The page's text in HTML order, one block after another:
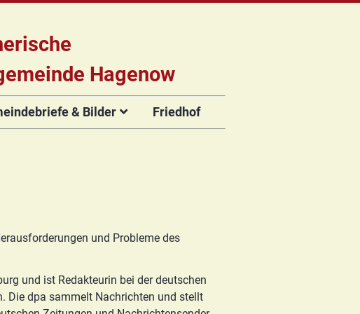
Hagenow
Konzerte
Flyer der
& Bilder Friedhof
und Probleme des
und ist Redakteurin bei der deutschen
Die dpa sammelt Nachrichten und stellt